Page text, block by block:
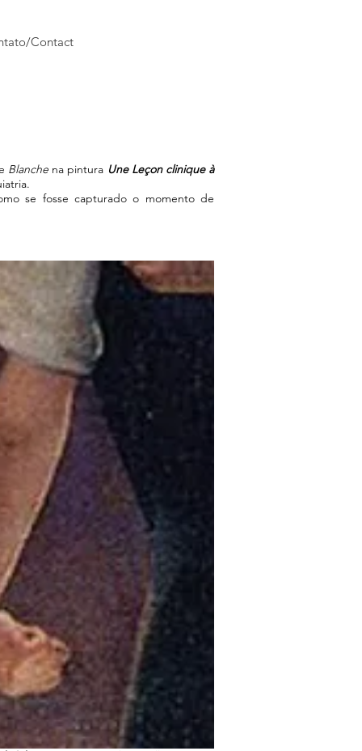
Contact
Blanche na pintura Une Leçon clinique à
se fosse capturado o momento de